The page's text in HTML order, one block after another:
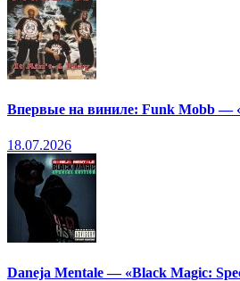
Впервые на виниле: Funk Mobb —
18.07.2026
Daneja Mentale — «Black Magic: